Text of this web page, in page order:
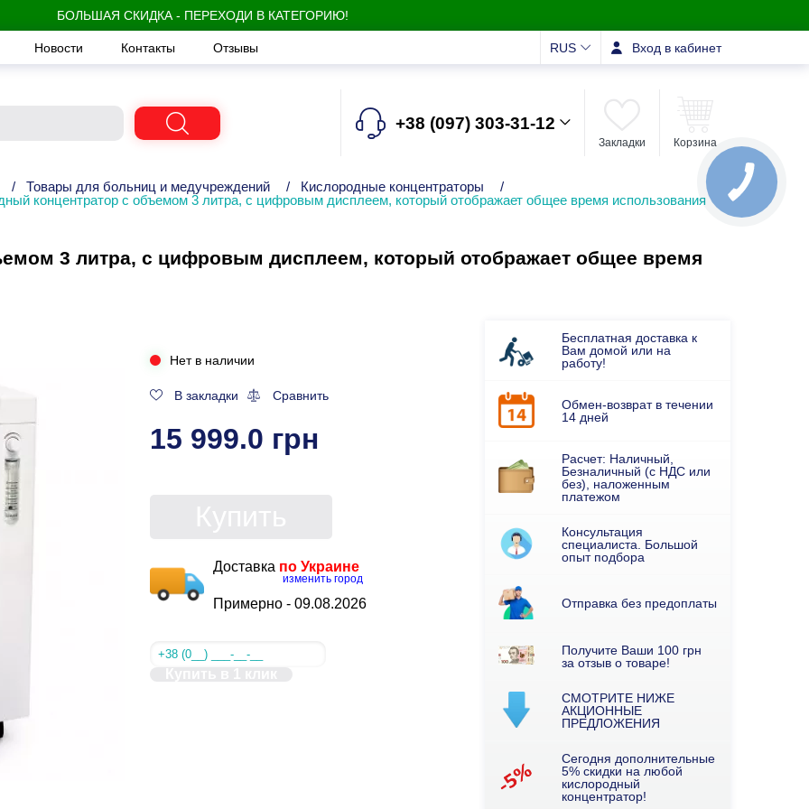
БОЛЬШАЯ СКИДКА - ПЕРЕХОДИ В КАТЕГОРИЮ!
Новости Контакты Отзывы RUS Вход в кабинет
+38 (097) 303-31-12
Закладки Корзина
/ Товары для больниц и медучреждений / Кислородные концентраторы
/
концентратор с объемом 3 литра, с цифровым дисплеем, который отображает общее время использования
3 литра, с цифровым дисплеем, который отображает общее время
Нет в наличии
В закладки Сравнить
15 999.0 грн
Доставка по Украине
изменить город
Примерно - 09.08.2026
Бесплатная доставка к
Вам домой или на
работу!
Обмен-возврат в течении
14 дней
Расчет: Наличный,
Безналичный (с НДС или
без), наложенным
платежом
Консультация
специалиста. Большой
опыт подбора
Отправка без предоплаты
Получите Ваши 100 грн
за отзыв о товаре!
СМОТРИТЕ НИЖЕ
АКЦИОННЫЕ
ПРЕДЛОЖЕНИЯ
Сегодня дополнительные
5% скидки на любой
кислородный
концентратор!